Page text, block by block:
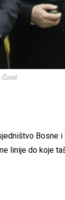
Čović
Bosne
linije do koje